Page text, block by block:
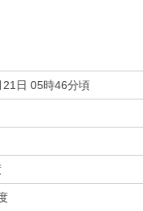
21日 05時46分頃